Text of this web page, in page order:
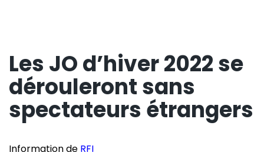
Les JO d’hiver 2022 se
dérouleront sans
spectateurs étrangers
Information de RFI